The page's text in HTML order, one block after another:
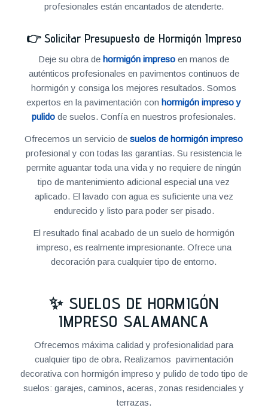
profesionales están encantados de atenderte.
👉 Solicitar Presupuesto de Hormigón Impreso
Deje su obra dehormigón impreso en manos de
auténticos profesionales en pavimentos continuos de
hormigón y consiga los mejores resultados. Somos
expertos en la pavimentación conhormigón impreso y
pulido de suelos. Confía en nuestros profesionales.
Ofrecemos un servicio desuelos de hormigón impreso
profesional y con todas las garantías. Su resistencia le
permite aguantar toda una vida y no requiere de ningún
tipo de mantenimiento adicional especial una vez
aplicado. El lavado con agua es suficiente una vez
endurecido y listo para poder ser pisado.
El resultado final acabado de un suelo de hormigón
impreso, es realmente impresionante. Ofrece una
decoración para cualquier tipo de entorno.
✨ SUELOS DE HORMIGÓN
IMPRESO SALAMANCA
Ofrecemos máxima calidad y profesionalidad para
cualquier tipo de obra. Realizamos pavimentación
decorativa con hormigón impreso y pulido de todo tipo de
suelos: garajes, caminos, aceras, zonas residenciales y
terrazas.